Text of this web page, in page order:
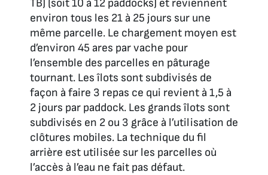
TB) (soit 10 à 12 paddocks) et reviennent
environ tous les 21 à 25 jours sur une
même parcelle. Le chargement moyen est
d’environ 45 ares par vache pour
l’ensemble des parcelles en pâturage
tournant. Les îlots sont subdivisés de
façon à faire 3 repas ce qui revient à 1,5 à
2 jours par paddock. Les grands îlots sont
subdivisés en 2 ou 3 grâce à l’utilisation de
clôtures mobiles. La technique du fil
arrière est utilisée sur les parcelles où
l’accès à l’eau ne fait pas défaut.